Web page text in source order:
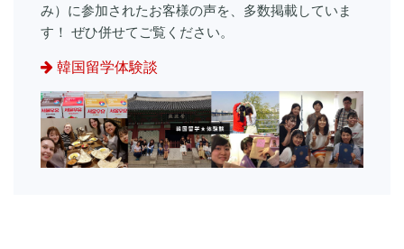
み）に参加されたお客様の声を、多数掲載していま
す！ ぜひ併せてご覧ください。
韓国留学体験談